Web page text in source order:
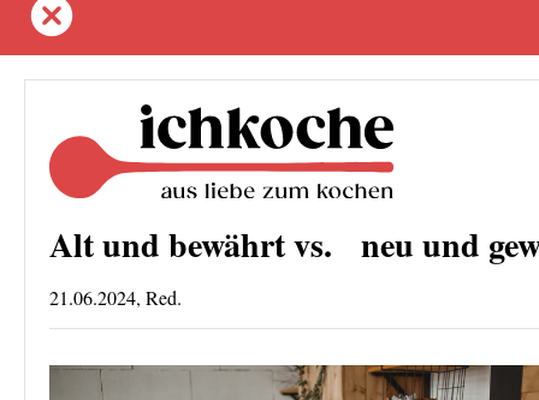
Alt und bewährt vs. neu und
21.06.2024, Red.